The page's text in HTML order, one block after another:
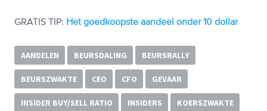
GRATIS TIP: Het goedkoopste aandeel onder 10 dollar
AANDELEN BEURSDALING BEURSRALLY
BEURSZWAKTE CEO CFO GEVAAR
INSIDER BUY/SELL RATIO INSIDERS KOERSZWAKTE